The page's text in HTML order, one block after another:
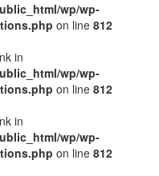
wp/wp-
on line 812
in
wp/wp-
on line 812
in
wp/wp-
on line 812